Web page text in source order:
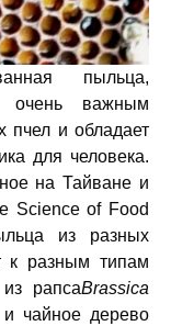
пыльца,
очень важным
пчел и обладает
для человека.
на Тайване и
Science of Food
из разных
к разным типам
рапсаBrassica
и чайное дерево